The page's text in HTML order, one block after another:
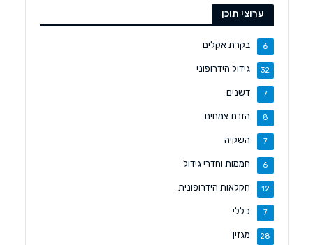
ערוצי תוכן
בקרת אקלים 6
גידול הידרופוני 32
דשנים 7
הזנת צמחים 8
השקיה 7
חממות וחדרי גידול 6
חקלאות הידרופונית 12
כללי 7
מגזין 28